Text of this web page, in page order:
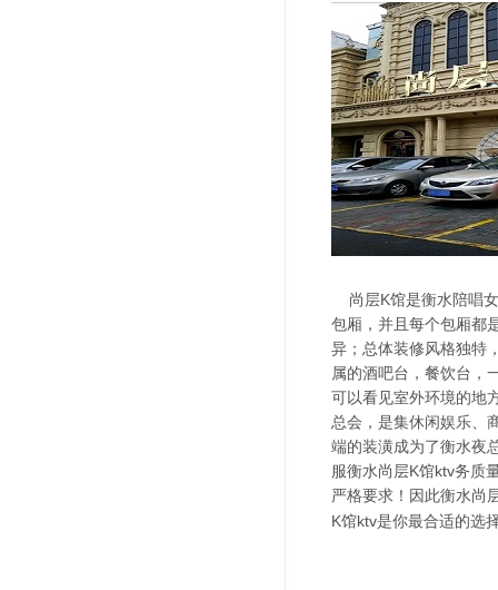
尚层K馆是衡水陪唱
包厢，并且每个包厢都
异；总体装修风格独特
属的酒吧台，餐饮台，
可以看见室外环境的地
总会，是集休闲娱乐、
端的装潢成为了衡水夜
服衡水尚层K馆ktv务质
严格要求！因此衡水尚
K馆ktv是你最合适的选